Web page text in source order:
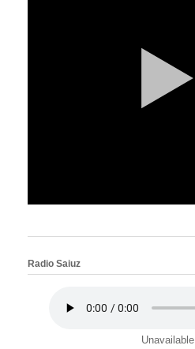
Radio Saiuz
Unavailable